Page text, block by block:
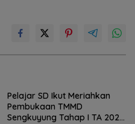
Pelajar SD Ikut Meriahkan
Pembukaan TMMD
Sengkuyung Tahap I TA 2026